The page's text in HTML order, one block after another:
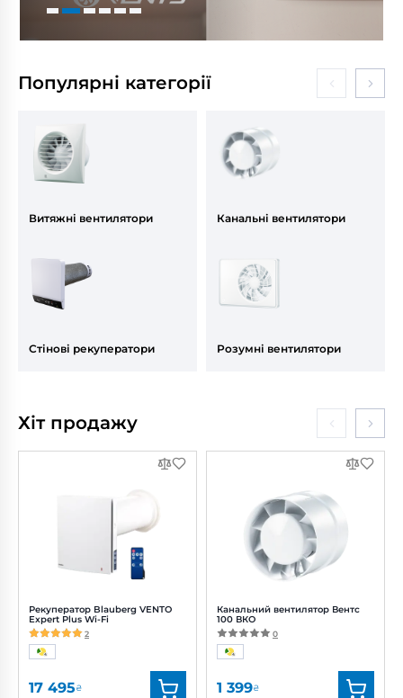
Популярні категорії
Витяжні вентилятори
Стінові рекуператори
Канальні вентилятори
Розумні вентилятори
Хіт продажу
Рекуператор Blauberg VENTO
Expert Plus Wi-Fi
2
17 495₴
Канальний вентилятор Вентс
100 ВКО
0
1 399₴